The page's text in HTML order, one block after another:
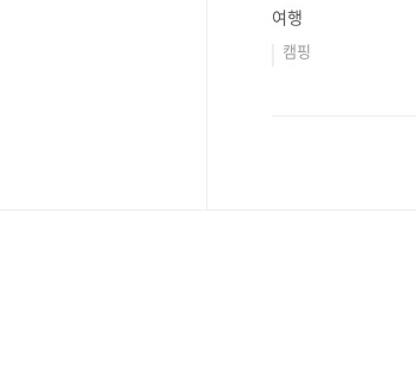
여행
캠핑